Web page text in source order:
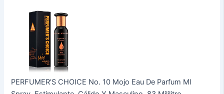
PERFUMER'S CHOICE No. 10 Mojo Eau De Parfum Ml